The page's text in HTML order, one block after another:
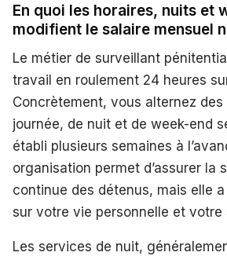
En quoi les horaires, nuits et
modifient le salaire mensuel
Le métier de surveillant
travail en roulement 24 heures
Concrètement, vous alternez des
journée, de nuit et de week-end
établi plusieurs semaines à
organisation permet d’assurer la
continue des détenus, mais elle
sur votre vie personnelle et votre
Les services de nuit,